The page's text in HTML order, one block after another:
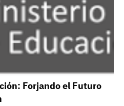
Forjando el Futuro